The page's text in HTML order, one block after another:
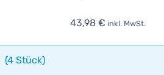
43,98 € inkl. MwSt.
(4 Stück)